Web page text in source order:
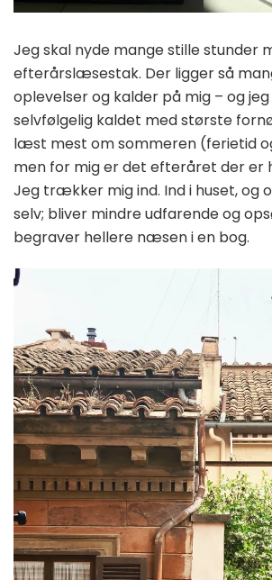
Jeg skal nyde mange stille stunder
efterårslæsestak. Der ligger så
oplevelser og kalder på mig – og
selvfølgelig kaldet med største
læst mest om sommeren (ferietid
men for mig er det efteråret der er
Jeg trækker mig ind. Ind i huset, og
selv; bliver mindre udfarende og
begraver hellere næsen i en bog.